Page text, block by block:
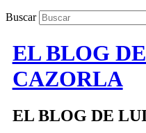
Buscar
EL BLOG
CAZORLA
EL BLOG DE